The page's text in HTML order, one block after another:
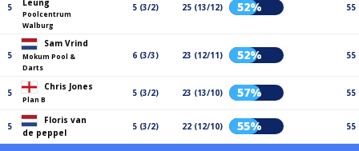
5
Leung
Poolcentrum
Walburg
5 (3/2) 25 (13/12) 52% 55
5
Sam Vrind
Mokum Pool &
Darts
6 (3/3) 23 (12/11) 52% 55
5
Chris Jones
Plan B
5 (3/2) 23 (13/10) 57% 55
5
Floris van
de peppel
5 (3/2) 22 (12/10) 55% 55